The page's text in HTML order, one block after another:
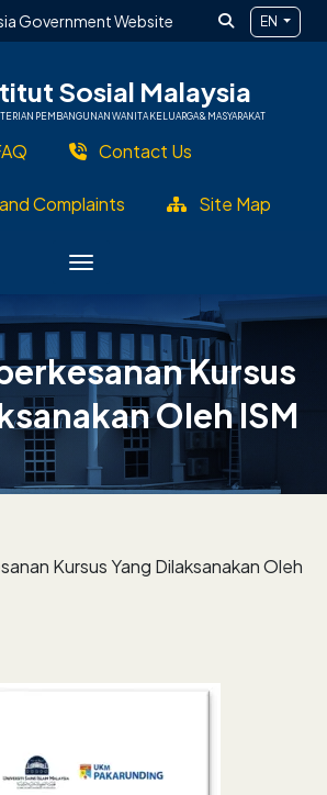
Government Website EN
Sosial Malaysia
PEMBANGUNAN WANITA KELUARGA & MASYARAKAT
Contact Us
Complaints Site Map
Kursus
Oleh ISM
Kursus Yang Dilaksanakan Oleh